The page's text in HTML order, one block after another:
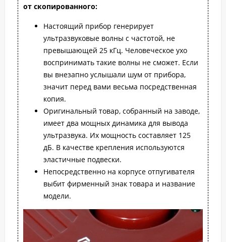
от скопированного:
Настоящий прибор генерирует
ультразвуковые волны с частотой, не
превышающей 25 кГц. Человеческое ухо
воспринимать такие волны не сможет. Если
вы внезапно услышали шум от прибора,
значит перед вами весьма посредственная
копия.
Оригинальный товар, собранный на заводе,
имеет два мощных динамика для вывода
ультразвука. Их мощность составляет 125
дБ. В качестве крепления используются
эластичные подвески.
Непосредственно на корпусе отпугивателя
выбит фирменный знак товара и название
модели.